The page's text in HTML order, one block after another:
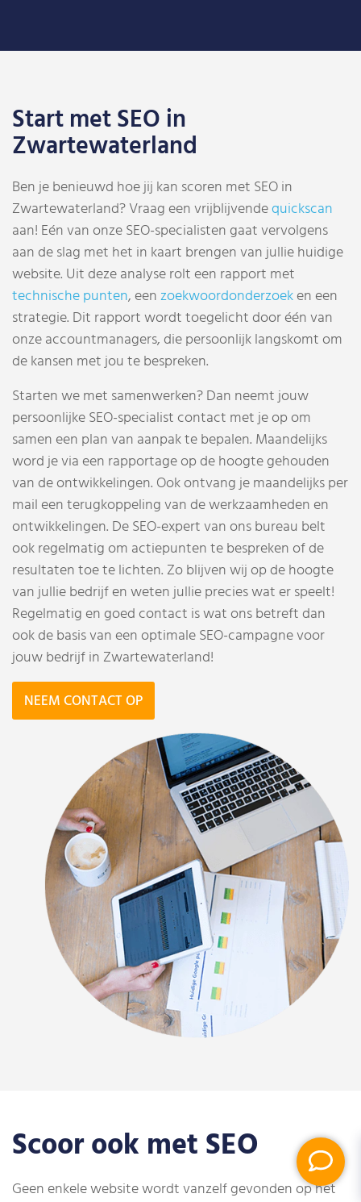
Start met SEO in
Zwartewaterland
Ben je benieuwd hoe jij kan scoren met SEO in
Zwartewaterland? Vraag een vrijblijvendequickscan
aan! Eén van onze SEO-specialisten gaat vervolgens
aan de slag met het in kaart brengen van jullie huidige
website. Uit deze analyse rolt een rapport met
technische punten, eenzoekwoordonderzoeken een
strategie. Dit rapport wordt toegelicht door één van
onze accountmanagers, die persoonlijk langskomt om
de kansen met jou te bespreken.
Starten we met samenwerken? Dan neemt jouw
persoonlijke SEO-specialist contact met je op om
samen een plan van aanpak te bepalen. Maandelijks
word je via een rapportage op de hoogte gehouden
van de ontwikkelingen. Ook ontvang je maandelijks per
mail een terugkoppeling van de werkzaamheden en
ontwikkelingen. De SEO-expert van ons bureau belt
ook regelmatig om actiepunten te bespreken of de
resultaten toe te lichten. Zo blijven wij op de hoogte
van jullie bedrijf en weten jullie precies wat er speelt!
Regelmatig en goed contact is wat ons betreft dan
ook de basis van een optimale SEO-campagne voor
jouw bedrijf in Zwartewaterland!
NEEM CONTACT OP
Scoor ook met SEO
Geen enkele website wordt vanzelf gevonden op het